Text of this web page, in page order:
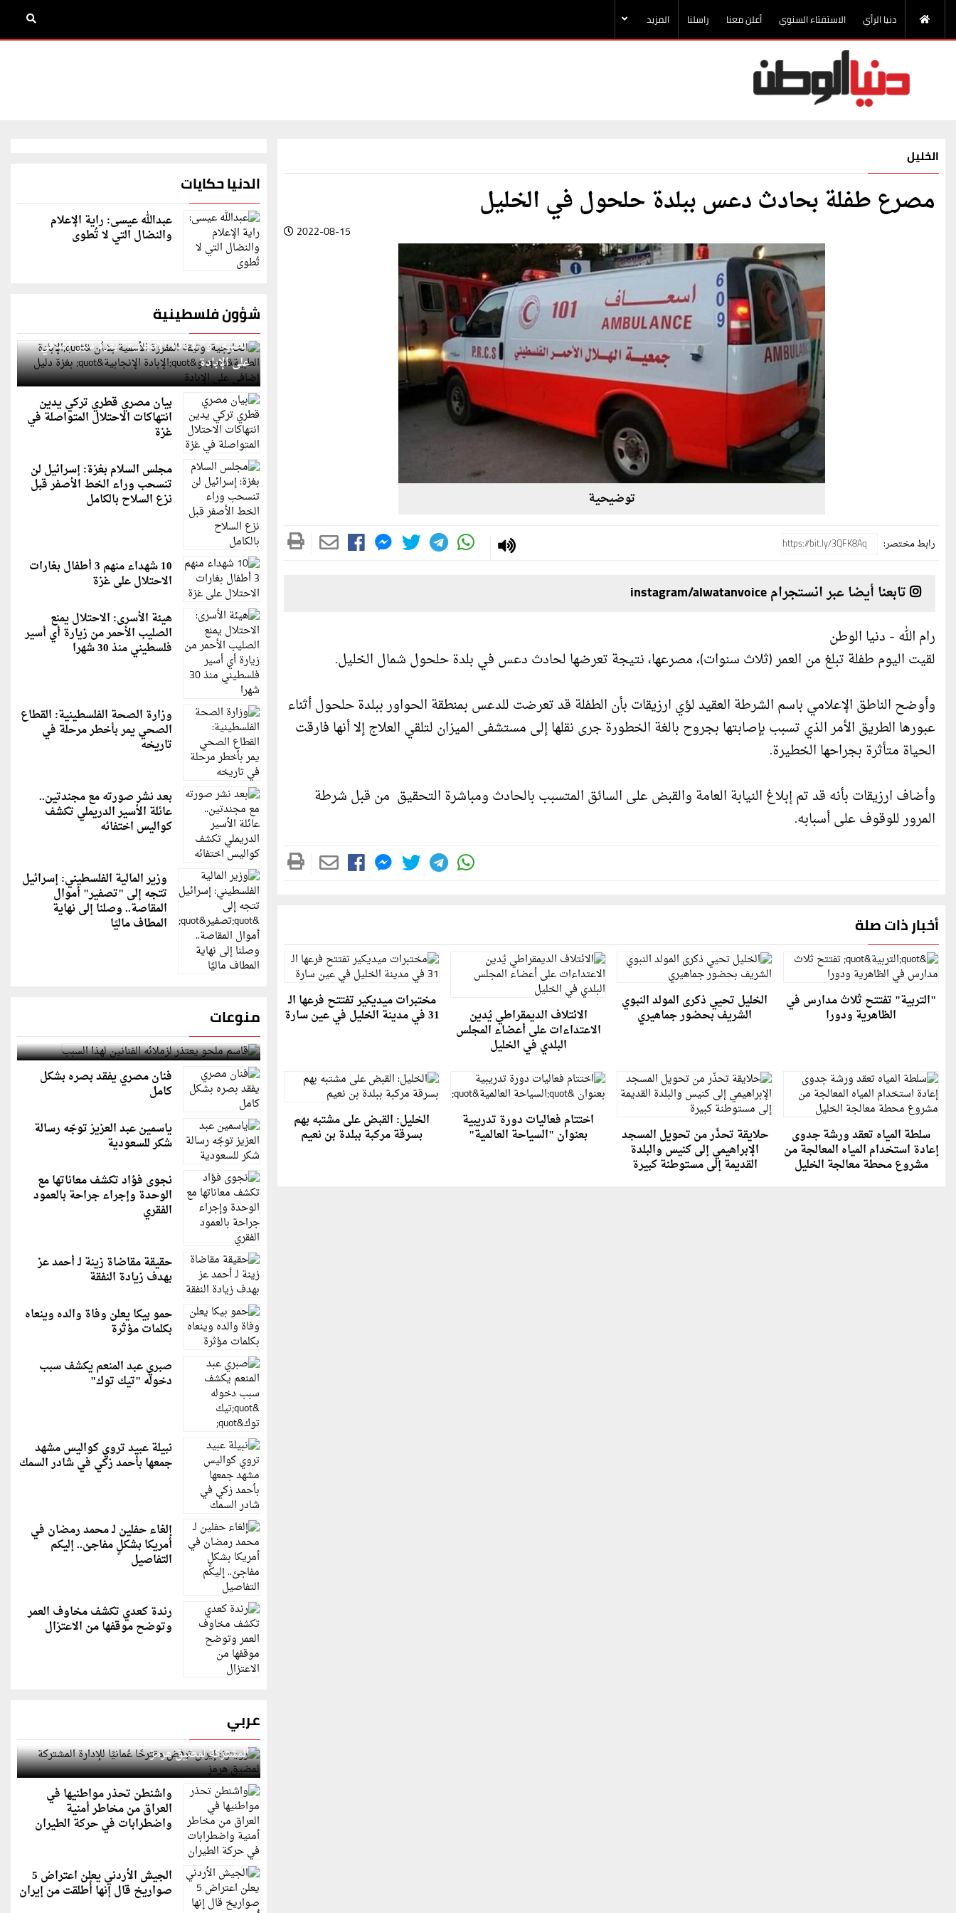
دنيا الرأي الاستفتاء السنوي أعلن معنا راسلنا المزيد
الخليل
مصرع طفلة بحادث دعس ببلدة حلحول في الخليل
2022-08-15
توضيحية
رابط مختصر:
تابعنا أيضا عبر انستجرام instagram/alwatanvoice
رام الله - دنيا الوطن
لقيت اليوم طفلة تبلغ من العمر (ثلاث سنوات)، مصرعها، نتيجة تعرضها لحادث دعس في بلدة حلحول شمال الخليل.
وأوضح الناطق الإعلامي باسم الشرطة العقيد لؤي ارزيقات بأن الطفلة قد تعرضت للدعس بمنطقة الحواور ببلدة حلحول أثناء
عبورها الطريق الأمر الذي تسبب بإصابتها بجروح بالغة الخطورة جرى نقلها إلى مستشفى الميزان لتلقي العلاج إلا أنها فارقت
الحياة متأثرة بجراحها الخطيرة.
وأضاف ارزيقات بأنه قد تم إبلاغ النيابة العامة والقبض على السائق المتسبب بالحادث ومباشرة التحقيق من قبل شرطة
المرور للوقوف على أسبابه.
أخبار ذات صلة
"التربية" تفتتح ثلاث مدارس في
الظاهرية ودورا
الخليل تحيي ذكرى المولد النبوي
الشريف بحضور جماهيري الائتلاف الديمقراطي يُدين
الاعتداءات على أعضاء المجلس
البلدي في الخليل
مختبرات ميديكير تفتتح فرعها الـ
31 في مدينة الخليل في عين سارة
سلطة المياه تعقد ورشة جدوى
إعادة استخدام المياه المعالجة من
مشروع محطة معالجة الخليل
حلايقة تحذّر من تحويل المسجد
الإبراهيمي إلى كنيس والبلدة
القديمة إلى مستوطنة كبيرة
اختتام فعاليات دورة تدريبية
بعنوان "السياحة العالمية"
الخليل: القبض على مشتبه بهم
بسرقة مركبة ببلدة بن نعيم
الدنيا حكايات
عبدالله عيسى: راية الإعلام
والنضال التي لا تُطوى
شؤون فلسطينية
الخارجية: وثيقة المقررة الأممية بشأن "الإبادة
الطبية" و"الإبادة الإنجابية" بغزة دليل إضافي
على الإبادة
بيان مصري قطري تركي يدين
انتهاكات الاحتلال المتواصلة في
غزة
مجلس السلام بغزة: إسرائيل لن
تنسحب وراء الخط الأصفر قبل
نزع السلاح بالكامل
10 شهداء منهم 3 أطفال بغارات
الاحتلال على غزة
هيئة الأسرى: الاحتلال يمنع
الصليب الأحمر من زيارة أي أسير
فلسطيني منذ 30 شهرا
وزارة الصحة الفلسطينية: القطاع
الصحي يمر بأخطر مرحلة في
تاريخه
بعد نشر صورته مع مجندتين..
عائلة الأسير الدريملي تكشف
كواليس اختفائه
وزير المالية الفلسطيني: إسرائيل
تتجه إلى "تصفير" أموال
المقاصة.. وصلنا إلى نهاية
المطاف ماليًا
منوعات
قاسم ملحو يعتذر لزملائه الفنانين لهذا السبب
فنان مصري يفقد بصره بشكل
كامل
ياسمين عبد العزيز توجّه رسالة
شكر للسعودية
نجوى فؤاد تكشف معاناتها مع
الوحدة وإجراء جراحة بالعمود
الفقري
حقيقة مقاضاة زينة لـ أحمد عز
بهدف زيادة النفقة
حمو بيكا يعلن وفاة والده وينعاه
بكلمات مؤثرة
صبري عبد المنعم يكشف سبب
دخوله "تيك توك"
نبيلة عبيد تروي كواليس مشهد
جمعها بأحمد زكي في شادر السمك
إلغاء حفلين لـ محمد رمضان في
أمريكا بشكلٍ مفاجئ.. إليكم
التفاصيل
رندة كعدي تكشف مخاوف العمر
وتوضح موقفها من الاعتزال
عربي
رويترز: إيران ترفض مقترحًا عُمانيًا للإدارة
المشتركة لمضيق هرمز
واشنطن تحذر مواطنيها في
العراق من مخاطر أمنية
واضطرابات في حركة الطيران
الجيش الأردني يعلن اعتراض 5
صواريخ قال إنها أُطلقت من إيران